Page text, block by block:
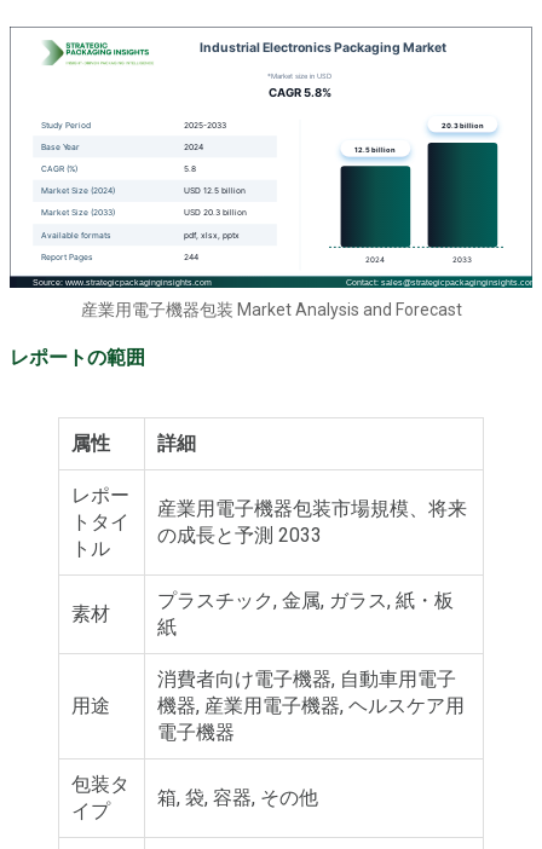
産業用電子機器包装 Market Analysis and Forecast
レポートの範囲
属性 詳細
レポー
トタイ
トル
産業用電子機器包装市場規模、将来
の成長と予測 2033
素材
プラスチック, 金属, ガラス, 紙・板
紙
用途
消費者向け電子機器, 自動車用電子
機器, 産業用電子機器, ヘルスケア用
電子機器
包装タ
イプ
箱, 袋, 容器, その他